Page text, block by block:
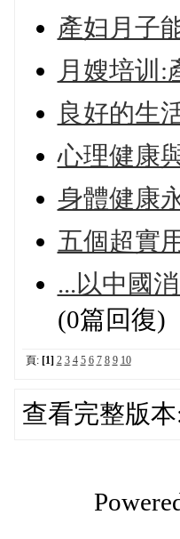
產妇月子
月嫂培训:
良好的生
心理健康
身體健康
五個超實
...以中國
(0篇回復)
頁: [1] 2 3 4 5 6 7 8 9 10
查看完整版